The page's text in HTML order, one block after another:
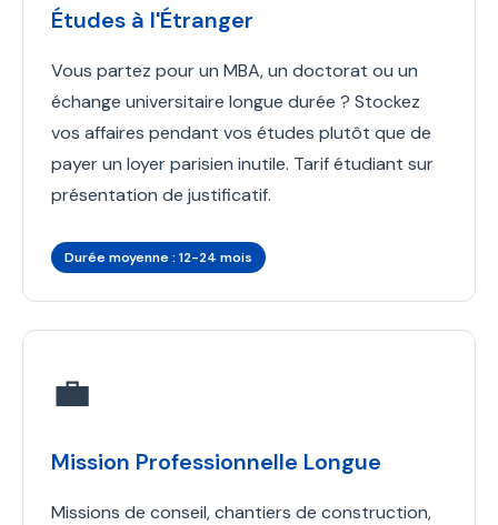
Études à l'Étranger
Vous partez pour un MBA, un doctorat ou un
échange universitaire longue durée ? Stockez
vos affaires pendant vos études plutôt que de
payer un loyer parisien inutile. Tarif étudiant sur
présentation de justificatif.
Durée moyenne : 12-24 mois
💼
Mission Professionnelle Longue
Missions de conseil, chantiers de construction,